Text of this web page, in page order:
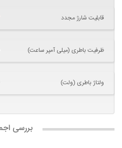
قابلیت شارژ مجدد
ظرفیت باطری (میلی آمپر ساعت)
ولتاژ باطری (ولت)
بررسی